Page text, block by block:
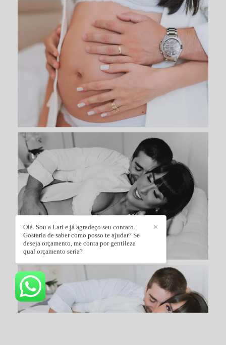
✕
Olá. Sou a Lari e já agradeço seu contato.
Gostaria de saber como posso te ajudar? Se
deseja orçamento, me conta por gentileza
qual orçamento seria?